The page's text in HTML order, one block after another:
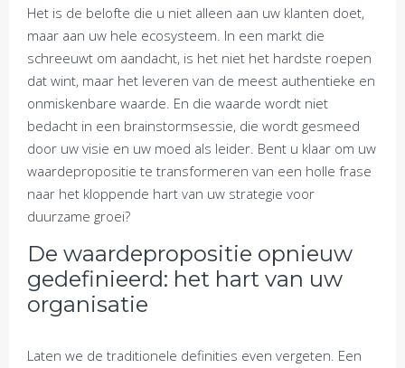
Het is de belofte die u niet alleen aan uw klanten doet,
maar aan uw hele ecosysteem. In een markt die
schreeuwt om aandacht, is het niet het hardste roepen
dat wint, maar het leveren van de meest authentieke en
onmiskenbare waarde. En die waarde wordt niet
bedacht in een brainstormsessie, die wordt gesmeed
door uw visie en uw moed als leider. Bent u klaar om uw
waardepropositie te transformeren van een holle frase
naar het kloppende hart van uw strategie voor
duurzame groei?
De waardepropositie opnieuw
gedefinieerd: het hart van uw
organisatie
Laten we de traditionele definities even vergeten. Een